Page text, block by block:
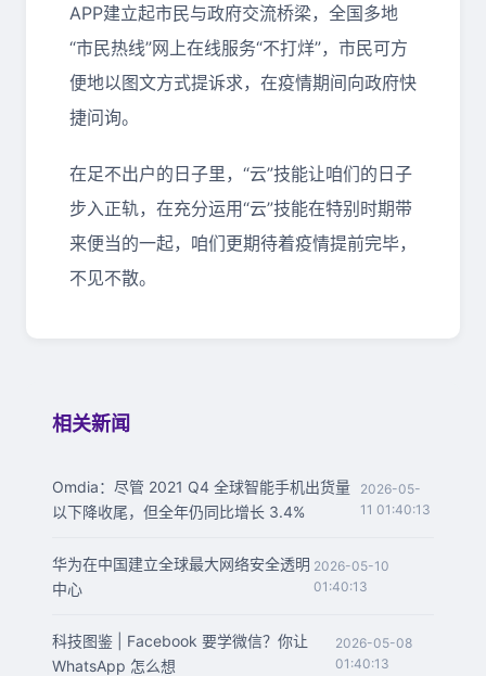
APP建立起市民与政府交流桥梁，全国多地
“市民热线”网上在线服务“不打烊”，市民可方
便地以图文方式提诉求，在疫情期间向政府快
捷问询。
在足不出户的日子里，“云”技能让咱们的日子
步入正轨，在充分运用“云”技能在特别时期带
来便当的一起，咱们更期待着疫情提前完毕，
不见不散。
相关新闻
Omdia：尽管 2021 Q4 全球智能手机出货量
以下降收尾，但全年仍同比增长 3.4%
2026-05-
11 01:40:13
华为在中国建立全球最大网络安全透明
中心
2026-05-10
01:40:13
科技图鉴 | Facebook 要学微信？你让
WhatsApp 怎么想
2026-05-08
01:40:13